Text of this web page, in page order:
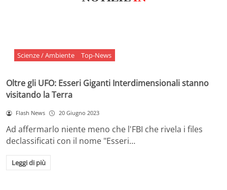
Scienze / Ambiente Top-News
Oltre gli UFO: Esseri Giganti Interdimensionali stanno
visitando la Terra
Flash News 20 Giugno 2023
Ad affermarlo niente meno che l'FBI che rivela i files
declassificati con il nome "Esseri…
Leggi di più